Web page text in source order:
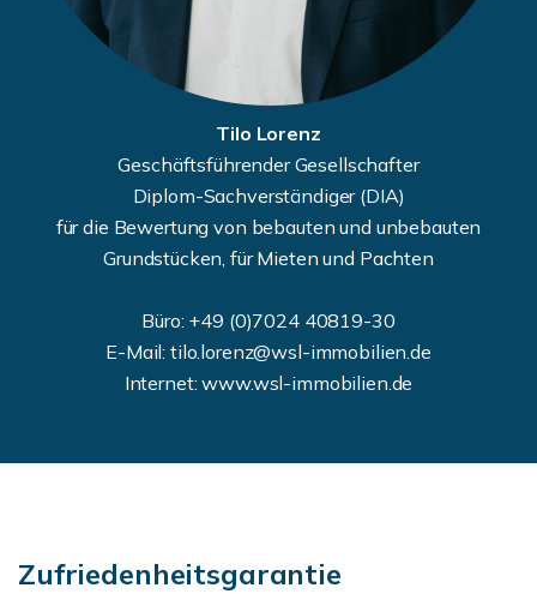
Tilo Lorenz
Geschäftsführender Gesellschafter
Diplom-Sachverständiger (DIA)
für die Bewertung von bebauten und unbebauten
Grundstücken, für Mieten und Pachten
Büro: +49 (0)7024 40819-30
E-Mail: tilo.lorenz@wsl-immobilien.de
Internet: www.wsl-immobilien.de
Zufriedenheitsgarantie